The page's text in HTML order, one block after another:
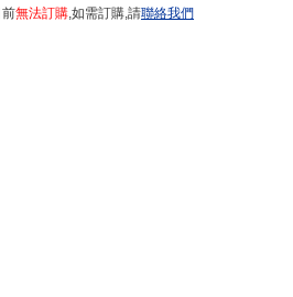
無法訂購,如需訂購,請聯絡我們